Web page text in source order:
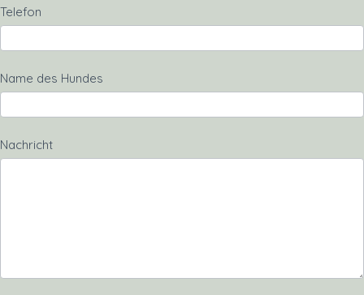
Telefon
Name des Hundes
Nachricht